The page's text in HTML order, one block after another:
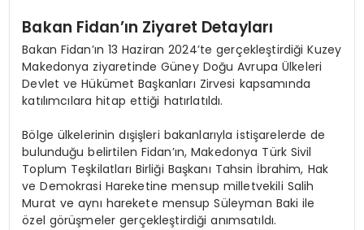
Bakan Fidan’ın Ziyaret Detayları
Bakan Fidan’ın 13 Haziran 2024’te gerçekleştirdiği Kuzey
Makedonya ziyaretinde Güney Doğu Avrupa Ülkeleri
Devlet ve Hükümet Başkanları Zirvesi kapsamında
katılımcılara hitap ettiği hatırlatıldı.
Bölge ülkelerinin dışişleri bakanlarıyla istişarelerde de
bulunduğu belirtilen Fidan’ın, Makedonya Türk Sivil
Toplum Teşkilatları Birliği Başkanı Tahsin İbrahim, Hak
ve Demokrasi Hareketine mensup milletvekili Salih
Murat ve aynı harekete mensup Süleyman Baki ile
özel görüşmeler gerçekleştirdiği anımsatıldı.